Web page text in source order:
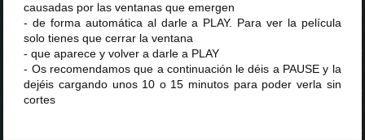
causadas por las ventanas que emergen
- de forma automática al darle a PLAY. Para ver la película
solo tienes que cerrar la ventana
- que aparece y volver a darle a PLAY
- Os recomendamos que a continuación le déis a PAUSE y la
dejéis cargando unos 10 o 15 minutos para poder verla sin
cortes